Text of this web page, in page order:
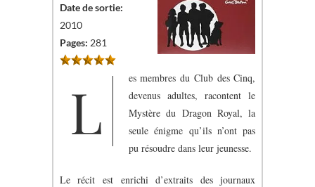
Date de sortie:
2010
Pages: 281
L
es membres du Club des Cinq,
devenus adultes, racontent le
Mystère du Dragon Royal, la
seule énigme qu’ils n’ont pas
pu résoudre dans leur jeunesse.
Le récit est enrichi d’extraits des journaux